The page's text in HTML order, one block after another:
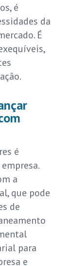
é
da
É
é
a
que pode
de
para
e